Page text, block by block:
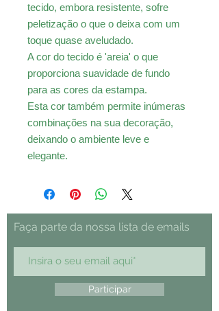
tecido, embora resistente, sofre
peletização o que o deixa com um
toque quase aveludado.
A cor do tecido é 'areia' o que
proporciona suavidade de fundo
para as cores da estampa.
Esta cor também permite inúmeras
combinações na sua decoração,
deixando o ambiente leve e
elegante.
Faça parte da nossa lista de emails
Participar